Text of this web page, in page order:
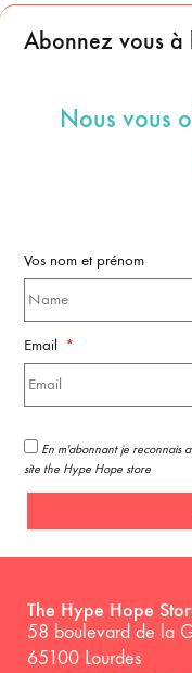
Abonnez vous à
Nous vous
Vos nom et prénom
Email
En m'abonnant je reconnais
site the Hype Hope store
The Hype Hope
58 boulevard de la
65100 Lourdes